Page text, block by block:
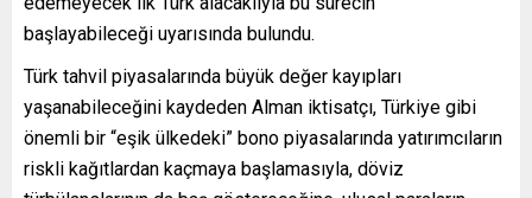
başlayabileceği uyarısında bulundu.
Türk tahvil piyasalarında büyük değer kayıpları
yaşanabileceğini kaydeden Alman iktisatçı, Türkiye gibi
önemli bir “eşik ülkedeki” bono piyasalarında yatırımcıların
riskli kağıtlardan kaçmaya başlamasıyla, döviz